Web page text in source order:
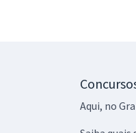
Aqui, no